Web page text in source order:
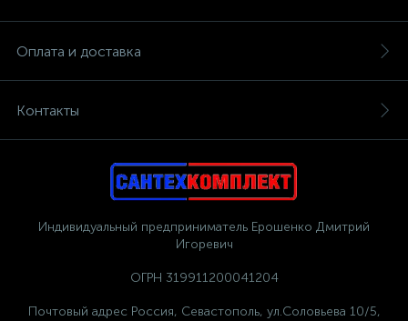
Оплата и доставка
Контакты
Индивидуальный предприниматель Ерошенко Дмитрий
Игоревич
ОГРН 319911200041204
Почтовый адрес Россия, Севастополь, ул.Соловьева 10/5,